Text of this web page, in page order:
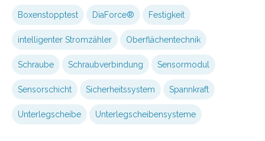
Boxenstopptest DiaForce® Festigkeit
intelligenter Stromzähler Oberflächentechnik
Schraube Schraubverbindung Sensormodul
Sensorschicht Sicherheitssystem Spannkraft
Unterlegscheibe Unterlegscheibensysteme